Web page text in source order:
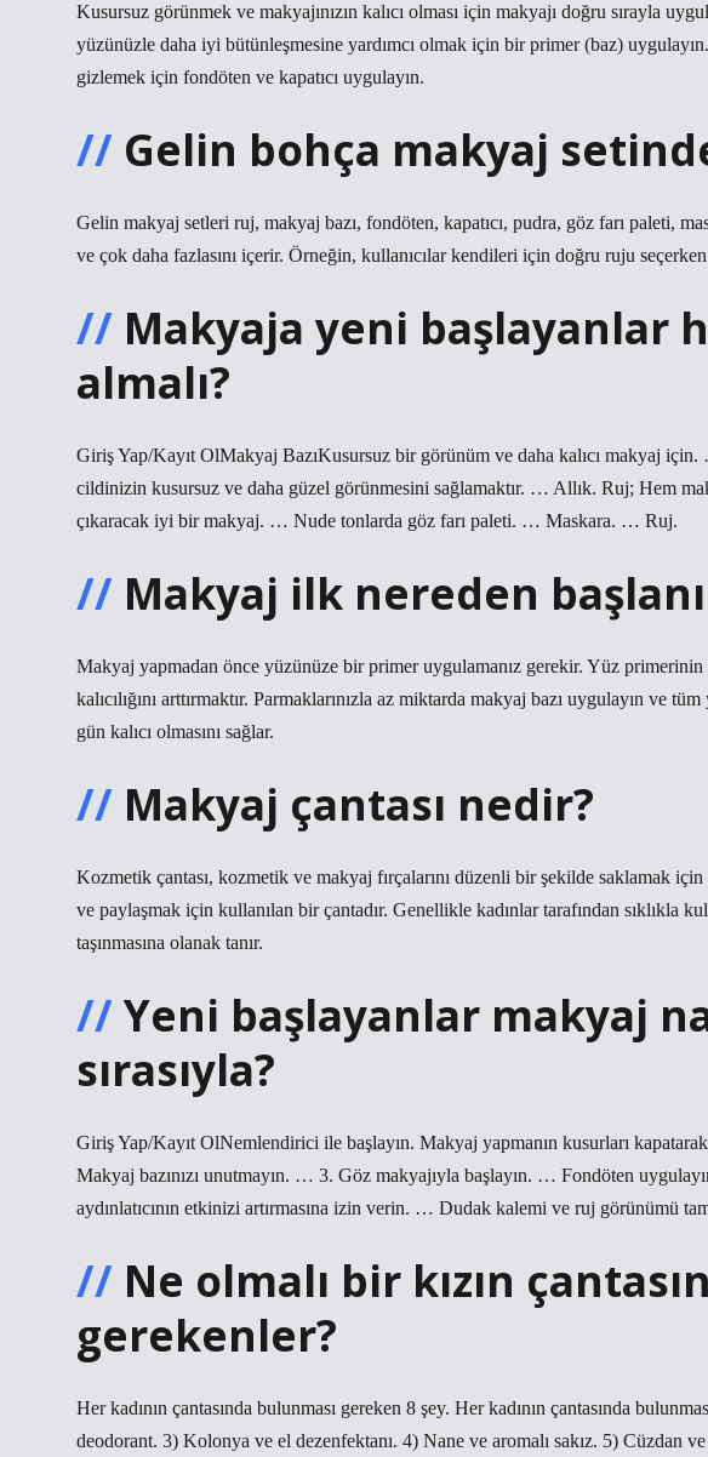
Kusursuz görünmek ve makyajınızın kalıcı olması için makyajı doğru sırayla
yüzünüzle daha iyi bütünleşmesine yardımcı olmak için bir primer (baz)
gizlemek için fondöten ve kapatıcı uygulayın.
Gelin bohça makyaj
Gelin makyaj setleri ruj, makyaj bazı, fondöten, kapatıcı, pudra, göz farı paleti,
ve çok daha fazlasını içerir. Örneğin, kullanıcılar kendileri için doğru ruju
Makyaja yeni başlayanlar
almalı?
Giriş Yap/Kayıt OlMakyaj BazıKusursuz bir görünüm ve daha kalıcı makyaj
cildinizin kusursuz ve daha güzel görünmesini sağlamaktır. … Allık. Ruj; Hem
çıkaracak iyi bir makyaj. … Nude tonlarda göz farı paleti. … Maskara. … Ruj.
Makyaj ilk nereden
Makyaj yapmadan önce yüzünüze bir primer uygulamanız gerekir. Yüz
kalıcılığını arttırmaktır. Parmaklarınızla az miktarda makyaj bazı uygulayın ve
gün kalıcı olmasını sağlar.
Makyaj çantası nedir?
Kozmetik çantası, kozmetik ve makyaj fırçalarını düzenli bir şekilde saklamak için
ve paylaşmak için kullanılan bir çantadır. Genellikle kadınlar tarafından sıklıkla
taşınmasına olanak tanır.
Yeni başlayanlar makyaj
sırasıyla?
Giriş Yap/Kayıt OlNemlendirici ile başlayın. Makyaj yapmanın kusurları
Makyaj bazınızı unutmayın. … 3. Göz makyajıyla başlayın. … Fondöten
aydınlatıcının etkinizi artırmasına izin verin. … Dudak kalemi ve ruj görünümü
Ne olmalı bir kızın
gerekenler?
Her kadının çantasında bulunması gereken 8 şey. Her kadının çantasında
deodorant. 3) Kolonya ve el dezenfektanı. 4) Nane ve aromalı sakız. 5) Cüzdan